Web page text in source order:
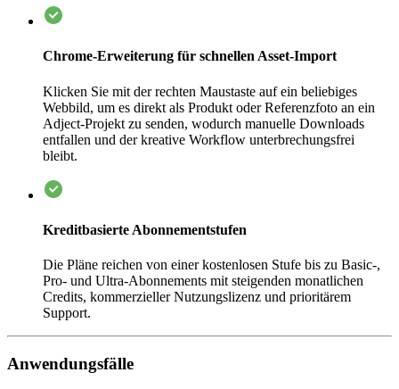
Chrome-Erweiterung für schnellen Asset-Import
Klicken Sie mit der rechten Maustaste auf ein beliebiges
Webbild, um es direkt als Produkt oder Referenzfoto an ein
Adject-Projekt zu senden, wodurch manuelle Downloads
entfallen und der kreative Workflow unterbrechungsfrei
bleibt.
Kreditbasierte Abonnementstufen
Die Pläne reichen von einer kostenlosen Stufe bis zu Basic-,
Pro- und Ultra-Abonnements mit steigenden monatlichen
Credits, kommerzieller Nutzungslizenz und prioritärem
Support.
Anwendungsfälle